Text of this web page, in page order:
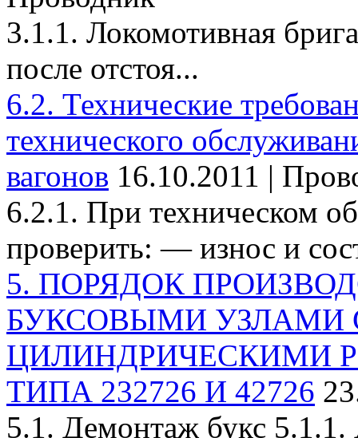
3.1.1. Локомотивная
после отстоя...
6.2. Технические
технического
вагонов 16.10.2011 |
6.2.1. При техническом
проверить: — износ и
5. ПОРЯДОК
БУКСОВЫМИ УЗЛАМИ
ЦИЛИНДРИЧЕСКИМИ
ТИПА 232726 И 42726
5.1. Демонтаж букс